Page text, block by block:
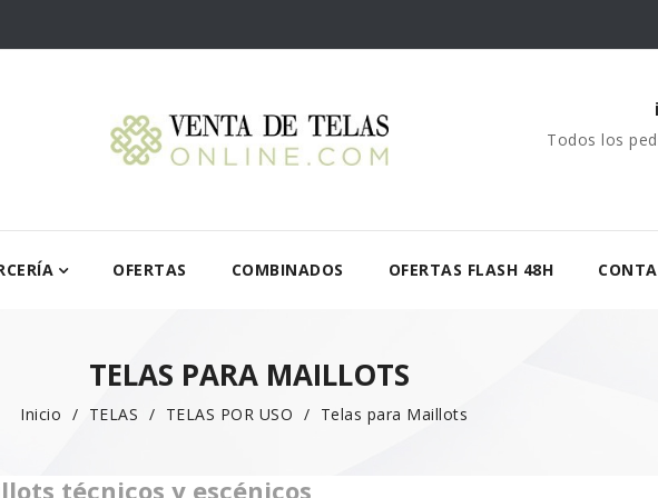
Todos los
OFERTAS COMBINADOS OFERTAS FLASH 48H
TELAS PARA MAILLOTS
Inicio TELAS TELAS POR USO Telas para Maillots
técnicos y escénicos